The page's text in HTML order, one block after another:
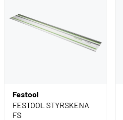
Festool
FESTOOL STYRSKENA
FS